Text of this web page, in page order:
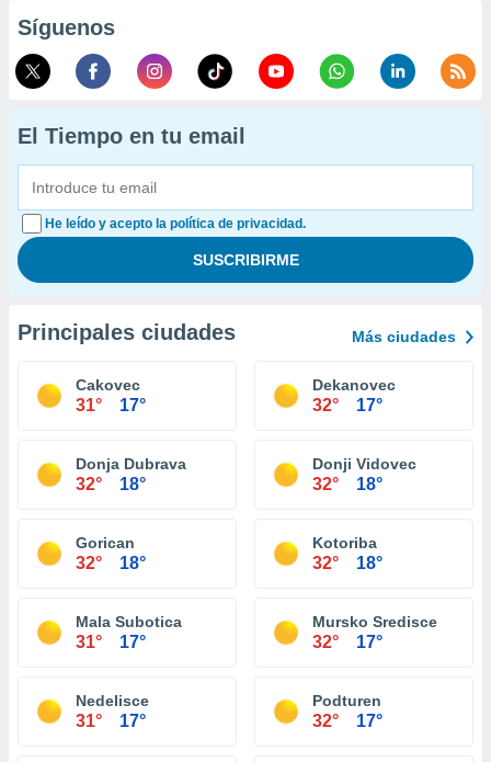
Síguenos
El Tiempo en tu email
He leído y acepto la política de privacidad.
Principales ciudades Más ciudades
Cakovec
31° 17°
Dekanovec
32° 17°
Donja Dubrava
32° 18°
Donji Vidovec
32° 18°
Gorican
32° 18°
Kotoriba
32° 18°
Mala Subotica
31° 17°
Mursko Sredisce
32° 17°
Nedelisce
31° 17°
Podturen
32° 17°